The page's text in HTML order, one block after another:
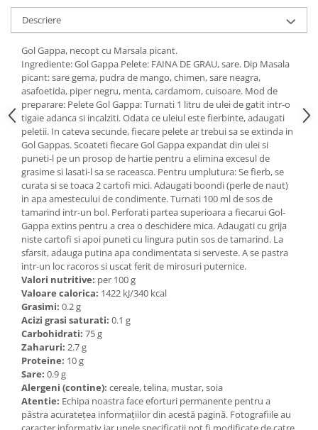
Ulei Huilerie Beaujolaise
Ulei Huileries du Berry
Uleiuri aromatizate
Ulei Wiberg Gastro
Descriere
Gol Gappa, necopt cu Marsala picant.
Ingrediente: Gol Gappa Pelete: FAINA DE GRAU, sare. Dip Masala
picant: sare gema, pudra de mango, chimen, sare neagra,
asafoetida, piper negru, menta, cardamom, cuisoare. Mod de
preparare: Pelete Gol Gappa: Turnati 1 litru de ulei de gatit intr-o
tigaie adanca si incalziti. Odata ce uleiul este fierbinte, adaugati
peletii. In cateva secunde, fiecare pelete ar trebui sa se extinda in
Gol Gappas. Scoateti fiecare Gol Gappa expandat din ulei si
puneti-l pe un prosop de hartie pentru a elimina excesul de
grasime si lasati-l sa se raceasca. Pentru umplutura: Se fierb, se
curata si se toaca 2 cartofi mici. Adaugati boondi (perle de naut)
in apa amestecului de condimente. Turnati 100 ml de sos de
tamarind intr-un bol. Perforati partea superioara a fiecarui Gol-
Gappa extins pentru a crea o deschidere mica. Adaugati cu grija
niste cartofi si apoi puneti cu lingura putin sos de tamarind. La
sfarsit, adauga putina apa condimentata si serveste. A se pastra
intr-un loc racoros si uscat ferit de mirosuri puternice.
Valori nutritive: per 100 g
Valoare calorica: 1422 kJ/340 kcal
Grasimi: 0.2 g
Acizi grasi saturati: 0.1 g
Carbohidrati: 75 g
Zaharuri: 2.7 g
Proteine: 10 g
Sare: 0.9 g
Alergeni (contine): cereale, telina, mustar, soia
Atentie: Echipa noastra face eforturi permanente pentru a
păstra acurateţea informaţiilor din acestă pagină. Fotografiile au